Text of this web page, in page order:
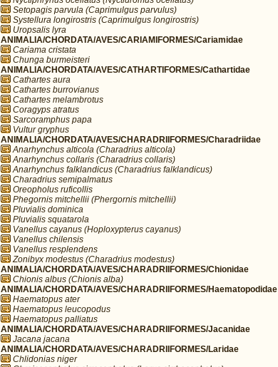
Setopagis parvula (Caprimulgus parvulus)
Systellura longirostris (Caprimulgus longirostris)
Uropsalis lyra
ANIMALIA/CHORDATA/AVES/CARIAMIFORMES/Cariamidae
Cariama cristata
Chunga burmeisteri
ANIMALIA/CHORDATA/AVES/CATHARTIFORMES/Cathartidae
Cathartes aura
Cathartes burrovianus
Cathartes melambrotus
Coragyps atratus
Sarcoramphus papa
Vultur gryphus
ANIMALIA/CHORDATA/AVES/CHARADRIIFORMES/Charadriidae
Anarhynchus alticola (Charadrius alticola)
Anarhynchus collaris (Charadrius collaris)
Anarhynchus falklandicus (Charadrius falklandicus)
Charadrius semipalmatus
Oreopholus ruficollis
Phegornis mitchellii (Phergornis mitchellii)
Pluvialis dominica
Pluvialis squatarola
Vanellus cayanus (Hoploxypterus cayanus)
Vanellus chilensis
Vanellus resplendens
Zonibyx modestus (Charadrius modestus)
ANIMALIA/CHORDATA/AVES/CHARADRIIFORMES/Chionidae
Chionis albus (Chionis alba)
ANIMALIA/CHORDATA/AVES/CHARADRIIFORMES/Haematopodidae
Haematopus ater
Haematopus leucopodus
Haematopus palliatus
ANIMALIA/CHORDATA/AVES/CHARADRIIFORMES/Jacanidae
Jacana jacana
ANIMALIA/CHORDATA/AVES/CHARADRIIFORMES/Laridae
Chlidonias niger